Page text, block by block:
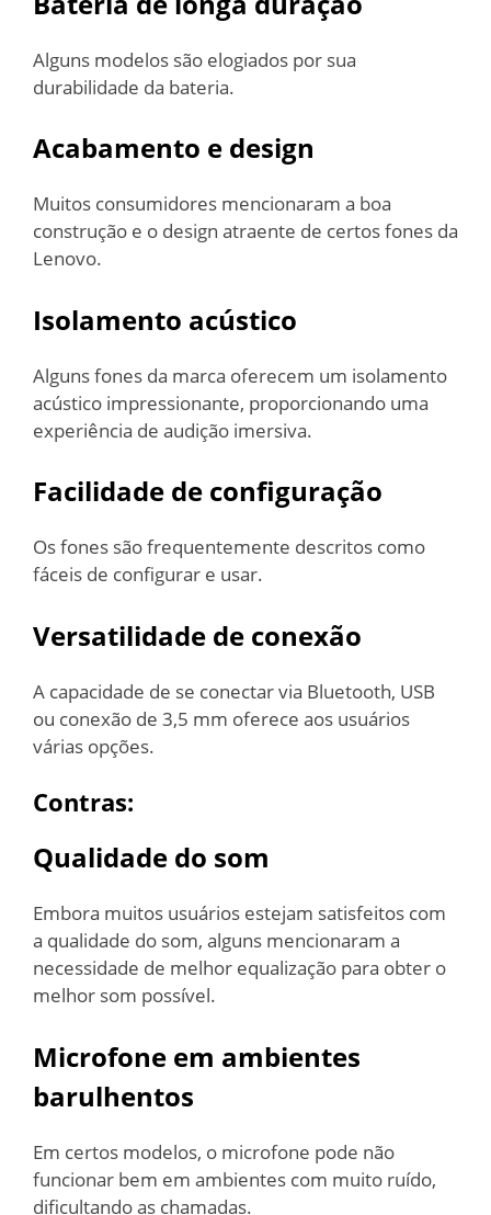
Alguns modelos são elogiados por sua
durabilidade da bateria.
Acabamento e design
Muitos consumidores mencionaram a boa
construção e o design atraente de certos fones da
Lenovo.
Isolamento acústico
Alguns fones da marca oferecem um isolamento
acústico impressionante, proporcionando uma
experiência de audição imersiva.
Facilidade de configuração
Os fones são frequentemente descritos como
fáceis de configurar e usar.
Versatilidade de conexão
A capacidade de se conectar via Bluetooth, USB
ou conexão de 3,5 mm oferece aos usuários
várias opções.
Contras:
Qualidade do som
Embora muitos usuários estejam satisfeitos com
a qualidade do som, alguns mencionaram a
necessidade de melhor equalização para obter o
melhor som possível.
Microfone em ambientes
barulhentos
Em certos modelos, o microfone pode não
funcionar bem em ambientes com muito ruído,
dificultando as chamadas.